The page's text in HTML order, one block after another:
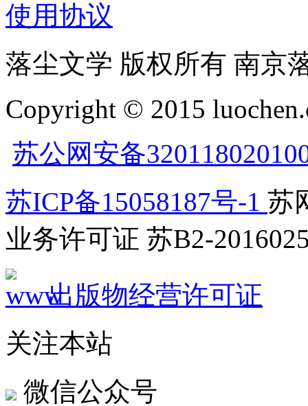
使用协议
落尘文学 版权所有 南京
Copyright © 2015
苏公网安备
苏ICP备15058187号-1 苏
业务许可证 苏B2-
出版物经营许可证
关注本站
微信公众号